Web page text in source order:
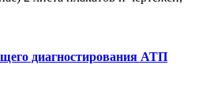
диагностирования АТП